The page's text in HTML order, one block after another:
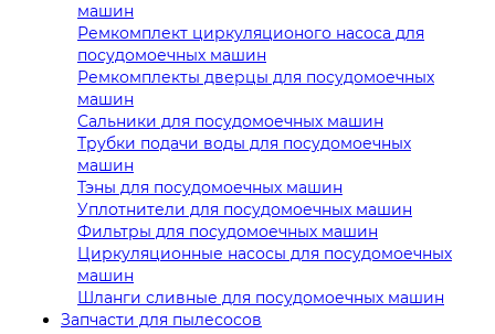
машин
Ремкомплект циркуляционого насоса для
посудомоечных машин
Ремкомплекты дверцы для посудомоечных
машин
Сальники для посудомоечных машин
Трубки подачи воды для посудомоечных
машин
Тэны для посудомоечных машин
Уплотнители для посудомоечных машин
Фильтры для посудомоечных машин
Циркуляционные насосы для посудомоечных
машин
Шланги сливные для посудомоечных машин
Запчасти для пылесосов